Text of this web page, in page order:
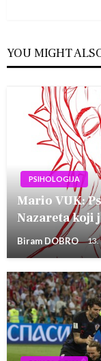
YOU MIGHT
PSIHOLOGIJA
Mario VUK:
Nazareta koji
Biram DOBRO 13.